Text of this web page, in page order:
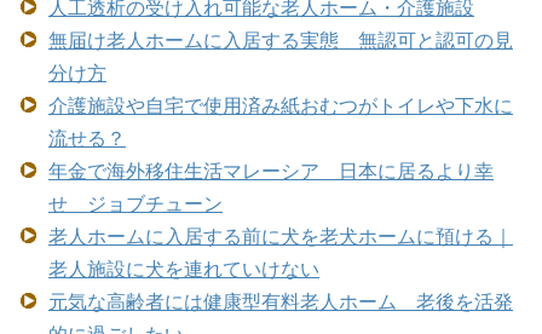
人工透析の受け入れ可能な老人ホーム・介護施設
無届け老人ホームに入居する実態 無認可と認可の見
分け方
介護施設や自宅で使用済み紙おむつがトイレや下水に
流せる？
年金で海外移住生活マレーシア 日本に居るより幸
せ ジョブチューン
老人ホームに入居する前に犬を老犬ホームに預ける｜
老人施設に犬を連れていけない
元気な高齢者には健康型有料老人ホーム 老後を活発